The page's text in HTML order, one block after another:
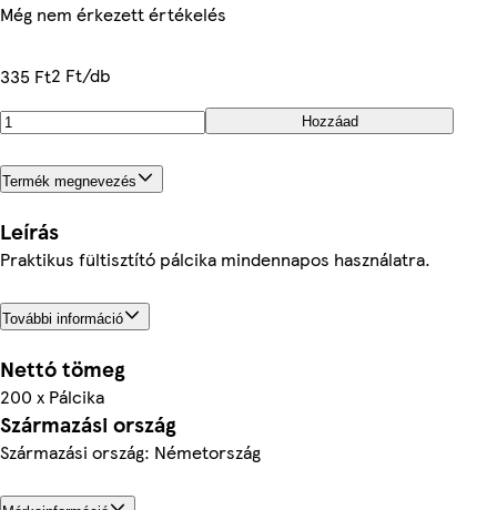
Még nem érkezett értékelés
335 Ft2 Ft/db
Hozzáad
Termék megnevezés
Leírás
Praktikus fültisztító pálcika mindennapos használatra.
További információ
Nettó tömeg
200 x Pálcika
Származási ország
Származási ország: Németország